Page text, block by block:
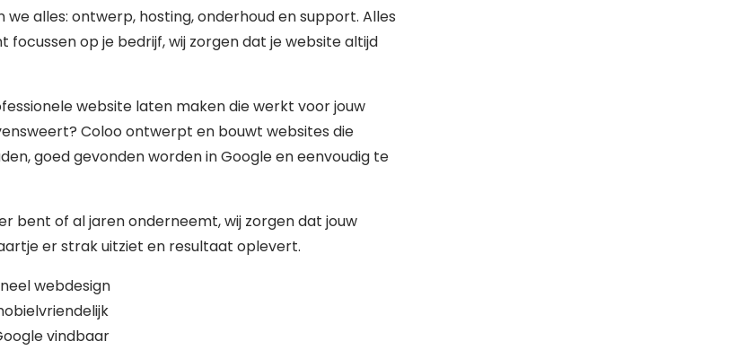
we alles: ontwerp, hosting, onderhoud en support. Alles
focussen op je bedrijf, wij zorgen dat je website altijd
website laten maken die werkt voor jouw
Coloo ontwerpt en bouwt websites die
goed gevonden worden in Google en eenvoudig te
bent of al jaren onderneemt, wij zorgen dat jouw
er strak uitziet en resultaat oplevert.
webdesign
vindbaar